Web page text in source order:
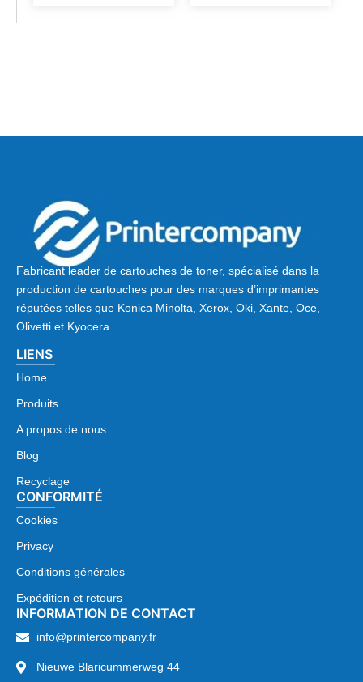
Fabricant leader de cartouches de toner, spécialisé dans la
production de cartouches pour des marques d’imprimantes
réputées telles que Konica Minolta, Xerox, Oki, Xante, Oce,
Olivetti et Kyocera.
LIENS
Home
Produits
A propos de nous
Blog
Recyclage
CONFORMITÉ
Cookies
Privacy
Conditions générales
Expédition et retours
INFORMATION DE CONTACT
info@printercompany.fr
Nieuwe Blaricummerweg 44